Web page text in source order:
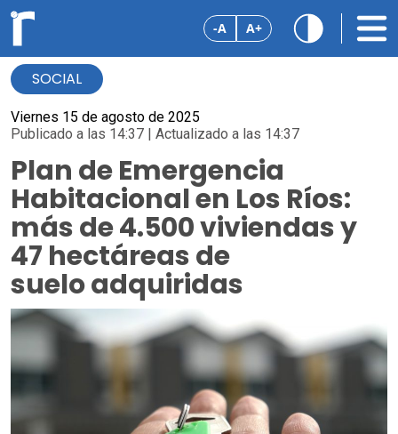
-A A+
SOCIAL
Viernes 15 de agosto de 2025
Publicado a las 14:37 | Actualizado a las 14:37
Plan de Emergencia
Habitacional en Los Ríos:
más de 4.500 viviendas y
47 hectáreas de
suelo adquiridas